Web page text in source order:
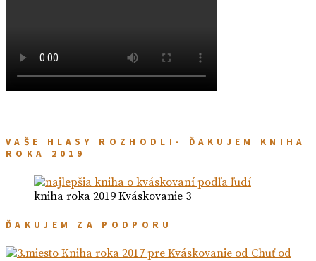
VAŠE HLASY ROZHODLI- ĎAKUJEM KNIHA
ROKA 2019
kniha roka 2019 Kváskovanie 3
ĎAKUJEM ZA PODPORU